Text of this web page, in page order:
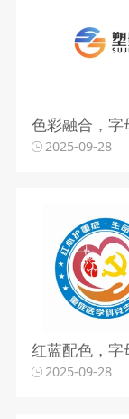
2025-09-28
2025-09-28